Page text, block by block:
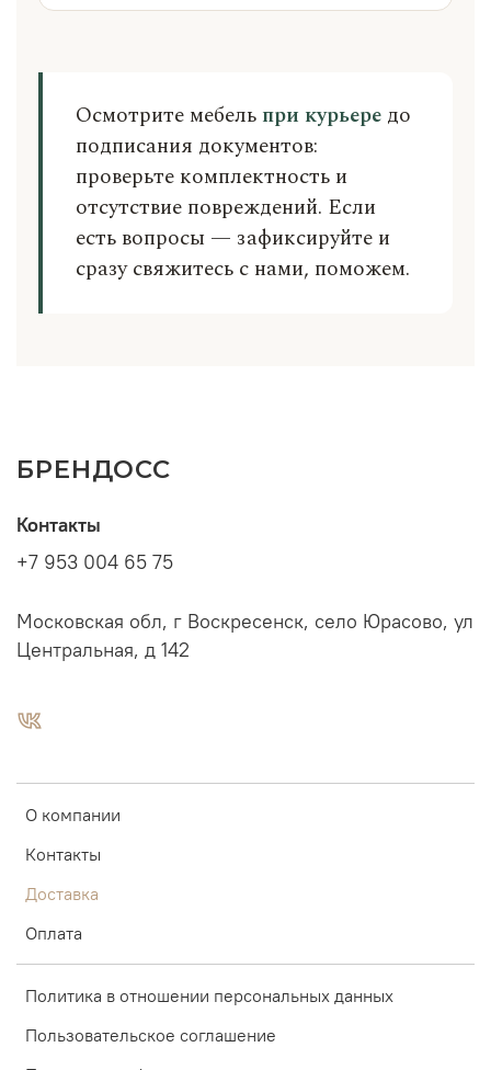
Осмотрите мебель при курьере до
подписания документов:
проверьте комплектность и
отсутствие повреждений. Если
есть вопросы — зафиксируйте и
сразу свяжитесь с нами, поможем.
БРЕНДОСС
О компании
Контакты
Доставка
Оплата
Политика в отношении персональных данных
Пользовательское соглашение
Контакты
+7 953 004 65 75
Московская обл, г Воскресенск, село Юрасово, ул
Центральная, д 142